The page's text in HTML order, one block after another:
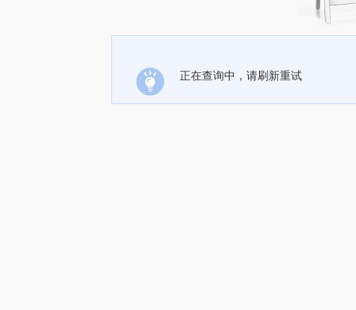
正在查询中，请刷新重试